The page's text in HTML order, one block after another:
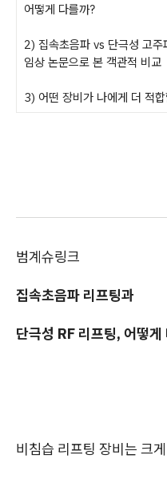
어떻게 다를까?
2) 집속초음파 vs 단극성 고주
임상 논문으로 본 객관적 비교
3) 어떤 장비가 나에게 더 적
범계슈링크
집속초음파 리프팅과
단극성 RF 리프팅, 어떻게
비침습 리프팅 장비는 크